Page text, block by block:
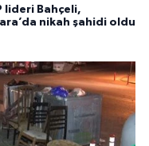
lideri Bahçeli,
nikah şahidi oldu